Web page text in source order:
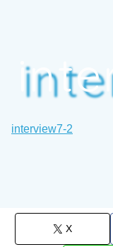
interview7-2
X